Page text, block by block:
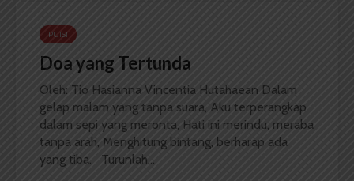
PUISI
Doa yang Tertunda
Oleh: Tio Hasianna Vincentia Hutahaean Dalam
gelap malam yang tanpa suara, Aku terperangkap
dalam sepi yang meronta, Hati ini merindu, meraba
tanpa arah, Menghitung bintang, berharap ada
yang tiba. Turunlah...